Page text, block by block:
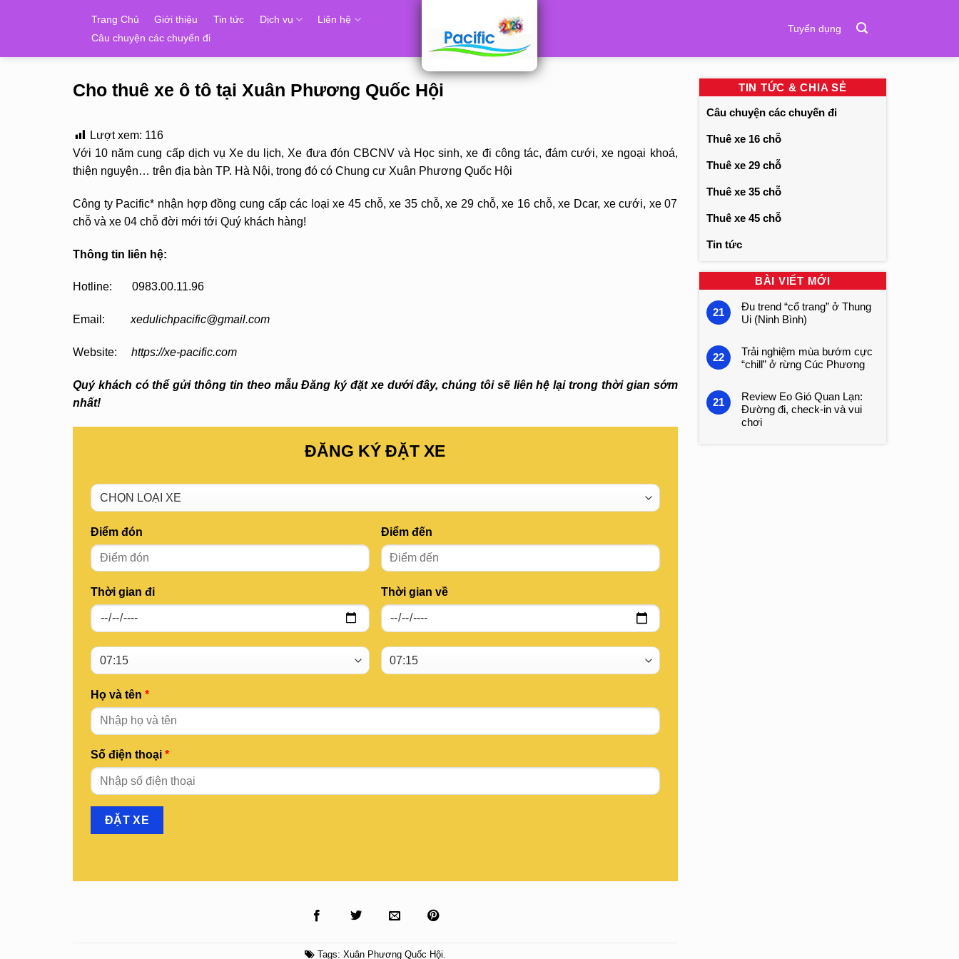
Trang Chủ Giới thiệu Tin tức Dịch vụ
Liên hệ
Câu chuyện các chuyến đi
Tuyển dụng
Cho thuê xe ô tô tại Xuân Phương Quốc Hội
Lượt xem: 116
Với 10 năm cung cấp dịch vụ Xe du lịch, Xe đưa đón CBCNV và Học sinh, xe đi công tác, đám cưới, xe ngoại khoá,
thiện nguyện… trên địa bàn TP. Hà Nội, trong đó có Chung cư Xuân Phương Quốc Hội
Công ty Pacific* nhận hợp đồng cung cấp các loại xe 45 chỗ, xe 35 chỗ, xe 29 chỗ, xe 16 chỗ, xe Dcar, xe cưới, xe 07
chỗ và xe 04 chỗ đời mới tới Quý khách hàng!
Thông tin liên hệ:
Hotline: 0983.00.11.96
Email: xedulichpacific@gmail.com
Website: https://xe-pacific.com
Quý khách có thể gửi thông tin theo mẫu Đăng ký đặt xe dưới đây, chúng tôi sẽ liên hệ lại trong thời gian sớm
nhất!
ĐĂNG KÝ ĐẶT XE
Điểm đón
Thời gian đi
Điểm đến
Thời gian về
Họ và tên *
Số điện thoại *
Tags: Xuân Phương Quốc Hội.
TIN TỨC & CHIA SẺ
Câu chuyện các chuyến đi
Thuê xe 16 chỗ
Thuê xe 29 chỗ
Thuê xe 35 chỗ
Thuê xe 45 chỗ
Tin tức
BÀI VIẾT MỚI
21
Đu trend “cổ trang” ở Thung
Ui (Ninh Bình)
22
Trải nghiệm mùa bướm cực
“chill” ở rừng Cúc Phương
21
Review Eo Gió Quan Lạn:
Đường đi, check-in và vui
chơi